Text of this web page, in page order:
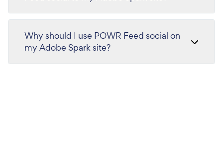
Why should I use POWR Feed social on
my Adobe Spark site?